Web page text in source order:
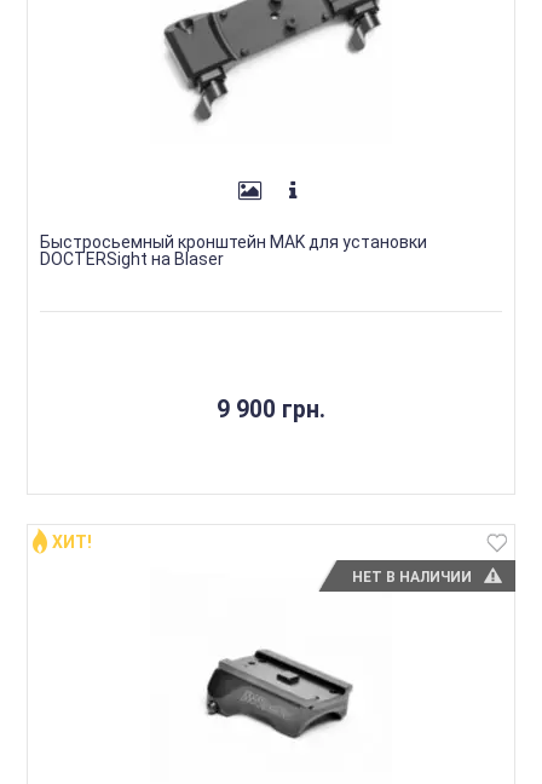
Быстросьемный кронштейн MAK для установки
DOCTERSight на Blaser
9 900 грн.
НЕТ В НАЛИЧИИ
ХИТ!